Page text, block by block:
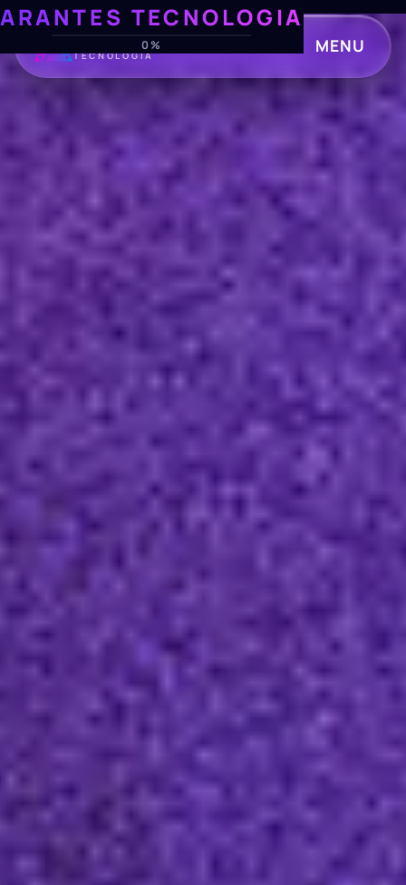
ARANTES TECNOLOGIA
0%
ARANTES
TECNOLOGIA MENU